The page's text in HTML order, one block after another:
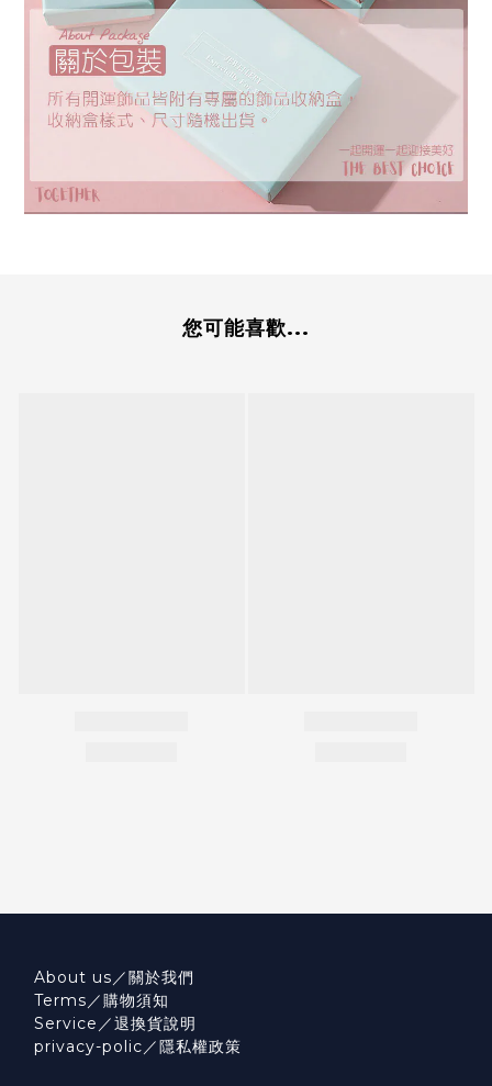
您可能喜歡...
About us／關於我們
Terms／購物須知
Service／退換貨說明
privacy-polic／隱私權政策